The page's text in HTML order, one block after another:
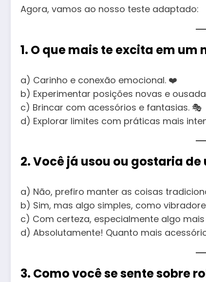
Agora, vamos ao nosso teste adaptado:
1. O que mais te excita em
a) Carinho e conexão emocional. ❤️
b) Experimentar posições novas e
c) Brincar com acessórios e fantasias. 🎭
d) Explorar limites com práticas mais
2. Você já usou ou gostaria
a) Não, prefiro manter as coisas
b) Sim, mas algo simples, como
c) Com certeza, especialmente algo
d) Absolutamente! Quanto mais
3. Como você se sente sobre